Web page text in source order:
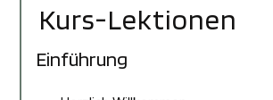
Kurs-Lektionen
Einführung